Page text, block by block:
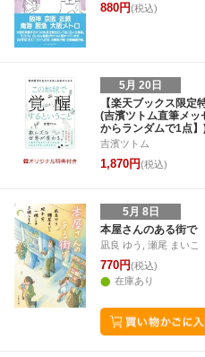
880円(税込)
5月 20日
【楽天ブックス限定
(吉濱ツトム直筆メッ
からランダムで1点】
吉濱ツトム
1,870円(税込)
5月 8日
本屋さんのある街で
凪良 ゆう, 瀬尾 まいこ
770円(税込)
在庫あり